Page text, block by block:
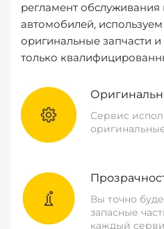
регламент обслуживания
автомобилей,
оригинальные запчасти
только
Сервис
Вы точно
запасные
каждый